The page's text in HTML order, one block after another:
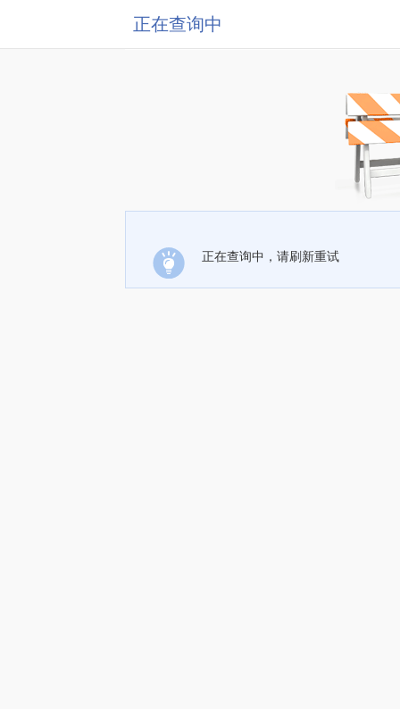
正在查询中
正在查询中，请刷新重试